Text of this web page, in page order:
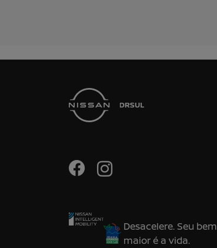
Desacelere. Seu bem
maior é a vida.